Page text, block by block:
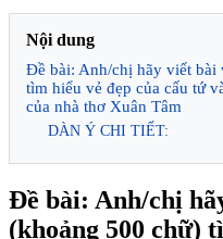
Nội dung
Đề bài: Anh/chị hãy viết bài
tìm hiểu vẻ đẹp của cấu tứ
của nhà thơ Xuân Tâm
DÀN Ý CHI TIẾT:
Đề bài: Anh/chị
(khoảng 500 chữ)